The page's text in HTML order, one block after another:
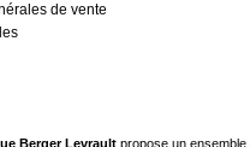
de vente
Berger Levraultpropose un ensemble